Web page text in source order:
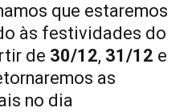
que estaremos
às festividades do
de 30/12, 31/12 e
as
no dia